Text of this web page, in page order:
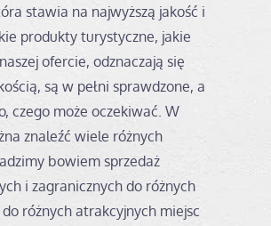
stawia na najwyższą jakość i
produkty turystyczne, jakie
ofercie, odznaczają się
są w pełni sprawdzone, a
czego może oczekiwać. W
znaleźć wiele różnych
bowiem sprzedaż
i zagranicznych do różnych
różnych atrakcyjnych miejsc